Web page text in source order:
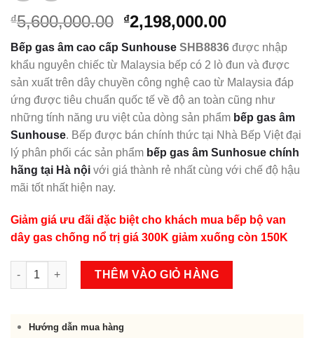
₫5,600,000.00 Original
was:
₫5,600,000.00.
₫2,198,000.00Current
is:
Bếp gas âm cao cấp Sunhouse SHB8836 được nhập
khẩu nguyên chiếc từ Malaysia bếp có 2 lò đun và được
sản xuất trên dây chuyền công nghệ cao từ Malaysia đáp
ứng được tiêu chuẩn quốc tế về độ an toàn cũng như
những tính năng ưu việt của dòng sản phẩm bếp gas âm
Sunhouse. Bếp được bán chính thức tại Nhà Bếp Việt đại
lý phân phối các sản phẩm bếp gas âm Sunhosue chính
hãng tại Hà nội với giá thành rẻ nhất cùng với chế độ hậu
mãi tốt nhất hiện nay.
Giảm giá ưu đãi đặc biệt cho khách mua bếp bộ van
dây gas chống nổ trị giá 300K giảm xuống còn 150K
Bếp gas âm Sunhouse SHB8836 số lượng
THÊM VÀO GIỎ HÀNG
Hướng dẫn mua hàng